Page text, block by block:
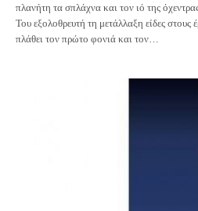
πλανήτη τα σπλάχνα και τον ιό της
Του εξολοθρευτή τη μετάλλαξη είδες
πλάθει τον πρώτο φονιά και τον…